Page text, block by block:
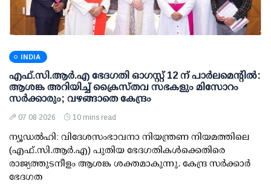
INDIA
എഫ്.സി.ആര്‍.എ ഭേദഗതി ഓഗസ്റ്റ് 12 ന് പാര്‍ലമെന്റില്‍:
ആശങ്ക അറിയിച്ച് ക്രൈസ്തവ സഭകളും മിസോറം
സര്‍ക്കാരും; വഴങ്ങാതെ കേന്ദ്രം
07 08 2026 10 mins read
ന്യൂഡല്‍ഹി: വിദേശസംഭാവനാ നിയന്ത്രണ നിയമത്തിലെ
(എഫ്.സി.ആര്‍.എ) പുതിയ ഭേദഗതികള്‍ക്കെതിരെ
രാജ്യത്തുടനീളം ആശങ്ക ശക്തമാകുന്നു. കേന്ദ്ര സര്‍ക്കാര്‍
ഭേദഗത